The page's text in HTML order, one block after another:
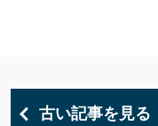
古い記事を見る